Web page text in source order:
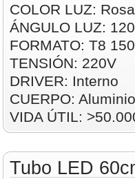
COLOR LUZ: Rosa
ÁNGULO LUZ:
FORMATO: T8
TENSIÓN: 220V
DRIVER: Interno
CUERPO: Aluminio
VIDA ÚTIL:
Tubo LED